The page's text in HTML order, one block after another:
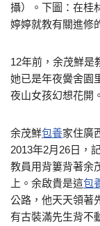
攝）。下圖：在桂
婷婷就教有關進修
12年前，余茂鮮是
她已是年夜黌舍園
夜山女孩幻想花開。
余茂鮮包養家住廣
2013年2月26日，
教員用背簍背著余
上。余啟貴是這包
公路，他天天領著
有古裝滿先生背不